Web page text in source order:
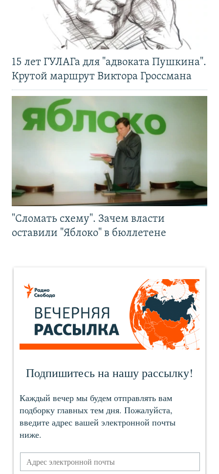
15 лет ГУЛАГа для "адвоката Пушкина".
Крутой маршрут Виктора Гроссмана
"Сломать схему". Зачем власти
оставили "Яблоко" в бюллетене